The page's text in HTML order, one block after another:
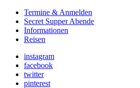
springen
Termine & Anmelden
Secret Supper Abende
Informationen
Reisen
instagram
facebook
twitter
pinterest